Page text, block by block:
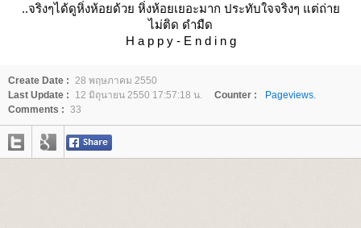
..จริงๆได้ดูหิ่งห้อยด้วย หิ่งห้อยเยอะมาก ประทับใจจริงๆ แต่ถ่า
ไม่ติด ดำมืด
H a p p y - E n d i n g
Create Date :
28 พฤษภาคม 2550
Last Update :
12 มิถุนายน 2550 17:57:18 น. Counter :
Pageviews.
Comments : 33